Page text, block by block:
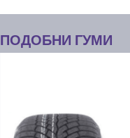
ПОДОБНИ ГУМИ